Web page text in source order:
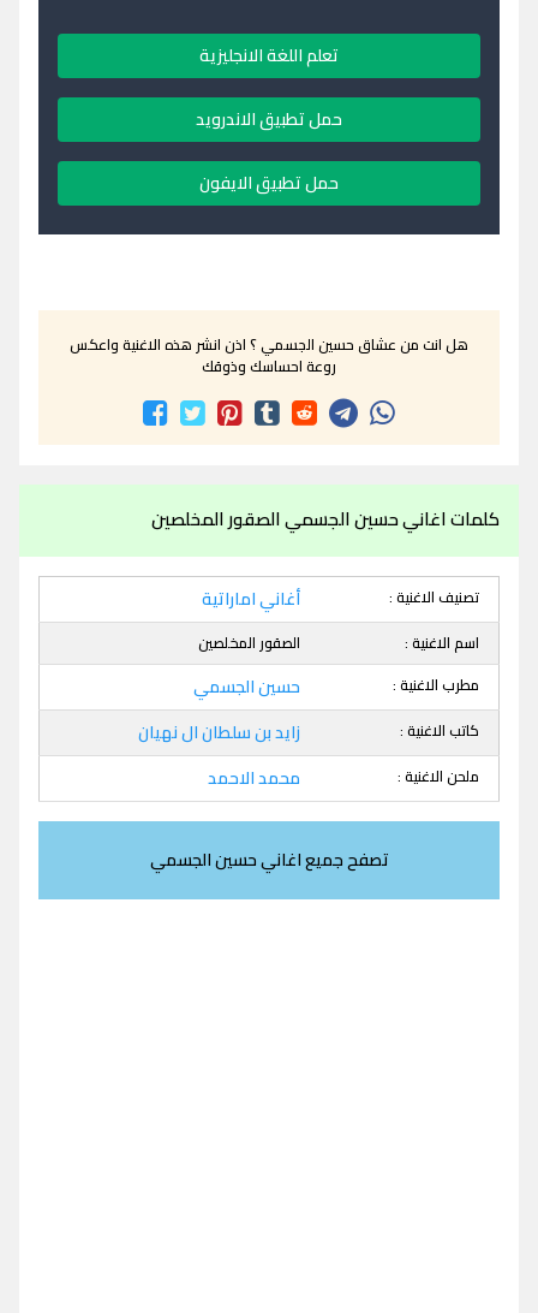
تعلم اللغة الانجليزية
حمل تطبيق الاندرويد
حمل تطبيق الايفون
هل انت من عشاق حسين الجسمي ؟ اذن انشر هذه الاغنية واعكس
روعة احساسك وذوقك
كلمات اغاني حسين الجسمي الصقور المخلصين
تصنيف الاغنية : أغاني اماراتية
اسم الاغنية :
الصقور المخلصين
مطرب الاغنية :
حسين الجسمي
كاتب الاغنية : زايد بن سلطان ال نهيان
ملحن الاغنية : محمد الاحمد
تصفح جميع اغاني حسين الجسمي